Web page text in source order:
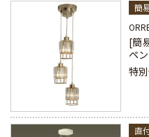
簡
[簡
ペ
特
直